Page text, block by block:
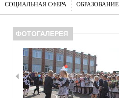
СОЦИАЛЬНАЯ СФЕРА ОБРАЗОВАНИЕ
ФОТОГАЛЕРЕЯ